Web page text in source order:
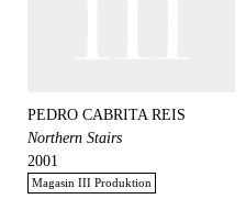
PEDRO CABRITA REIS
Northern Stairs
2001
Magasin III Produktion